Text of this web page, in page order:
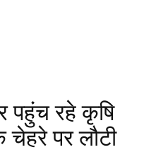
पहुंच रहे कृषि
चेहरे पर लौटी